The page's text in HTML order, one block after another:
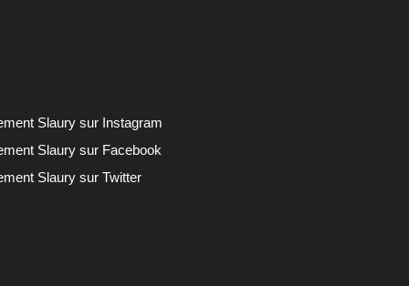
Slaury sur Instagram
Slaury sur Facebook
Slaury sur Twitter